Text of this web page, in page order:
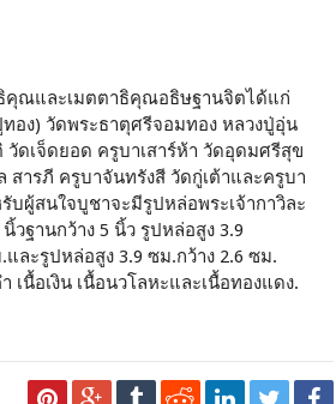
คุณและเมตตาธิคุณอธิษฐานจิตได้แก่
อง) วัดพระธาตุศรีจอมทอง หลวงปู่อุ่น
วัดเจ็ดยอด ครูบาเสาร์ห้า วัดอุดมศรีสุข
ารภี ครูบาจันทรังสี วัดกู่เต้าและครูบา
ผู้สนใจบูชาจะมีรูปหล่อพระเจ้ากาวิละ
วฐานกว้าง 5 นิ้ว รูปหล่อสูง 3.9
และรูปหล่อสูง 3.9 ซม.กว้าง 2.6 ซม.
เนื้อเงิน เนื้อนวโลหะและเนื้อทองแดง.